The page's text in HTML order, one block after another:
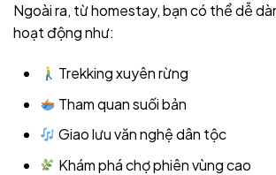
Ngoài ra, từ homestay, bạn có thể dễ
hoạt động như:
Trekking xuyên rừng
Tham quan suối bản
Giao lưu văn nghệ dân tộc
Khám phá chợ phiên vùng cao